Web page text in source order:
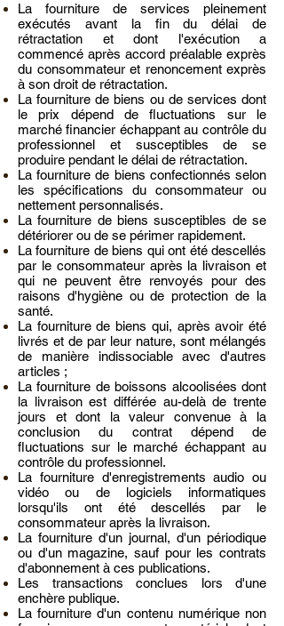
La fourniture de services pleinement
exécutés avant la fin du délai de
rétractation et dont l'exécution a
commencé après accord préalable exprès
du consommateur et renoncement exprès
à son droit de rétractation.
La fourniture de biens ou de services dont
le prix dépend de fluctuations sur le
marché financier échappant au contrôle du
professionnel et susceptibles de se
produire pendant le délai de rétractation.
La fourniture de biens confectionnés selon
les spécifications du consommateur ou
nettement personnalisés.
La fourniture de biens susceptibles de se
détériorer ou de se périmer rapidement.
La fourniture de biens qui ont été descellés
par le consommateur après la livraison et
qui ne peuvent être renvoyés pour des
raisons d'hygiène ou de protection de la
santé.
La fourniture de biens qui, après avoir été
livrés et de par leur nature, sont mélangés
de manière indissociable avec d'autres
articles ;
La fourniture de boissons alcoolisées dont
la livraison est différée au-delà de trente
jours et dont la valeur convenue à la
conclusion du contrat dépend de
fluctuations sur le marché échappant au
contrôle du professionnel.
La fourniture d'enregistrements audio ou
vidéo ou de logiciels informatiques
lorsqu'ils ont été descellés par le
consommateur après la livraison.
La fourniture d'un journal, d'un périodique
ou d'un magazine, sauf pour les contrats
d'abonnement à ces publications.
Les transactions conclues lors d'une
enchère publique.
La fourniture d'un contenu numérique non